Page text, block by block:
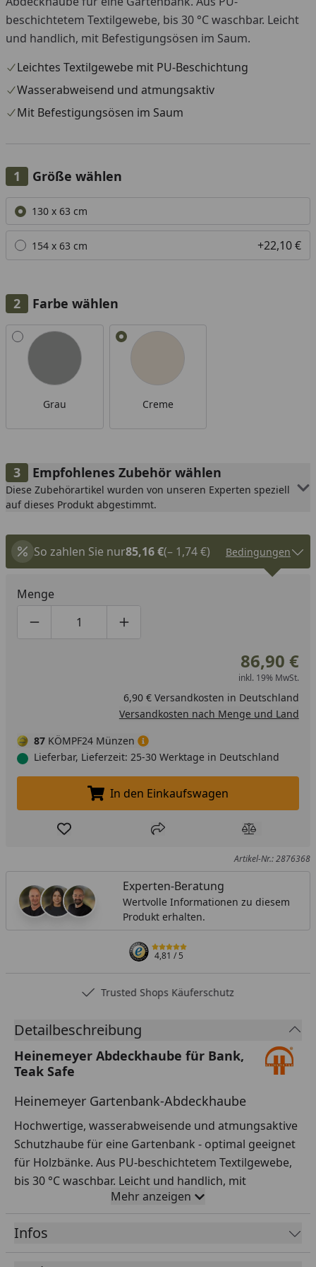
beschichtetem Textilgewebe, bis 30 °C waschbar. Leicht
und handlich, mit Befestigungsösen im Saum.
Leichtes Textilgewebe mit PU-Beschichtung
Wasserabweisend und atmungsaktiv
Mit Befestigungsösen im Saum
Größe wählen
Alle anzeigen (2)
130 x 63 cm
154 x 63 cm +22,10 €
Farbe wählen
Alle anzeigen (2)
Grau Creme
Empfohlenes Zubehör wählen
Diese Zubehörartikel wurden von unseren Experten speziell
auf dieses Produkt abgestimmt.
So zahlen Sie nur85,16 €(– 1,74 €) Bedingungen
Menge
Produktmenge um eins verringern
Produktmenge manuell eingeben
Produktmenge um eins erhöhen
86,90 €
inkl. 19% MwSt.
6,90 € Versandkosten in Deutschland
Versandkosten nach Menge und Land
87 KÖMPF24 Münzen
Lieferbar, Lieferzeit: 25-30 Werktage in Deutschland
In den Einkaufswagen legen
In den Einkaufswagen
Produkt zur Wunschliste hinzufügen
Teilen Produkt
Artikel-Nr.: 2876368
Experten-Beratung
Wertvolle Informationen zu diesem
Produkt erhalten.
4,81/ 5
Trusted Shops Käuferschutz
Detailbeschreibung
Heinemeyer Abdeckhaube für Bank,
Teak Safe
Heinemeyer Gartenbank-Abdeckhaube
Hochwertige, wasserabweisende und atmungsaktive
Schutzhaube für eine Gartenbank - optimal geeignet
für Holzbänke. Aus PU-beschichtetem Textilgewebe,
bis 30 °C waschbar. Leicht und handlich, mit
Befestigungsösen im Saum.
Mehr anzeigen
Infos